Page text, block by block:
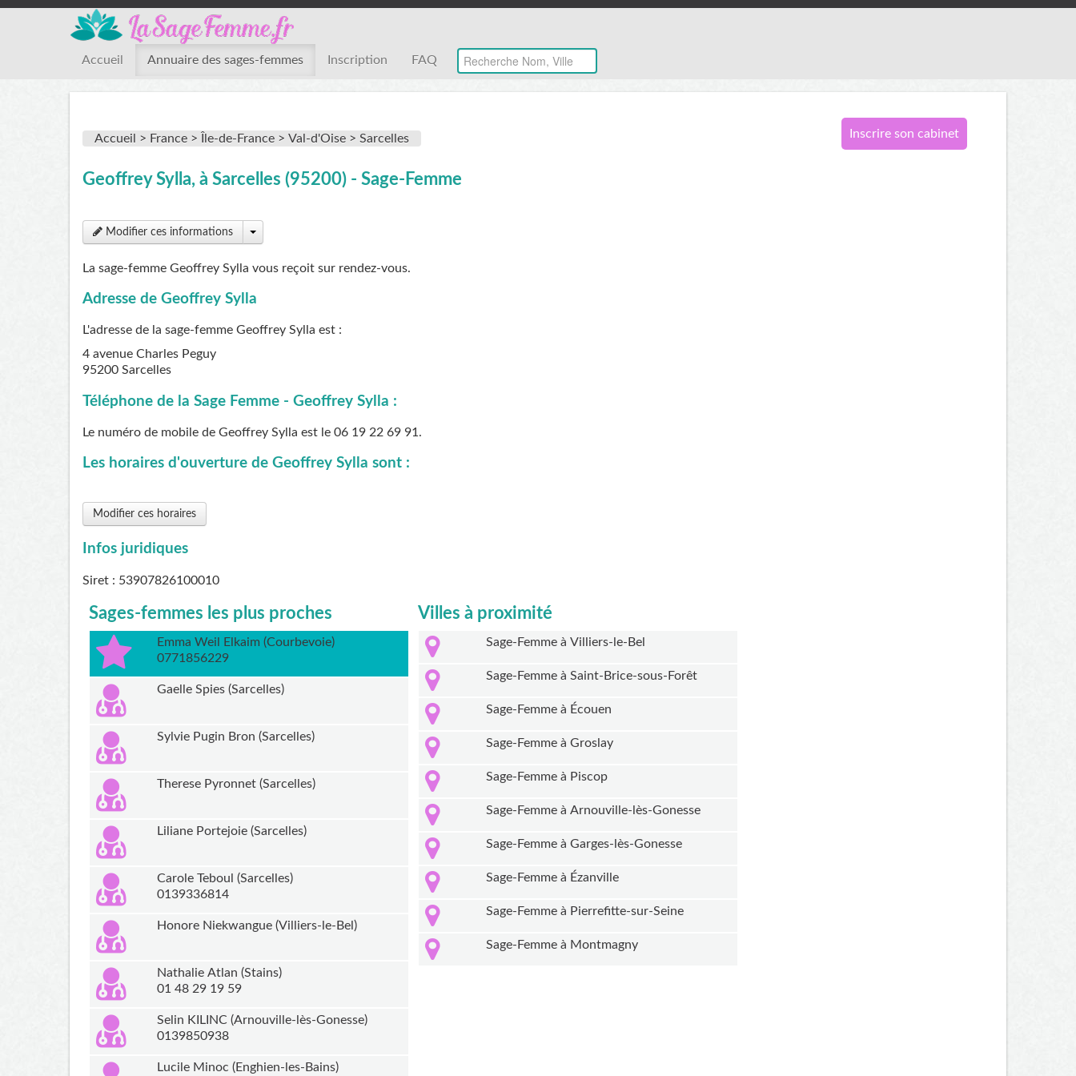
Accueil Annuaire des sages-femmes Inscription FAQ
Accueil > France > Île-de-France > Val-d'Oise > Sarcelles
Geoffrey Sylla, à Sarcelles (95200) - Sage-Femme
Modifier ces informations
La sage-femme Geoffrey Sylla vous reçoit sur rendez-vous.
Adresse de Geoffrey Sylla
L'adresse de la sage-femme Geoffrey Sylla est :
4 avenue Charles Peguy
95200 Sarcelles
Téléphone de la Sage Femme - Geoffrey Sylla :
Le numéro de mobile de Geoffrey Sylla est le 06 19 22 69 91 .
Les horaires d'ouverture de Geoffrey Sylla sont :
Modifier ces horaires
Infos juridiques
Siret : 53907826100010
Sages-femmes les plus proches
Emma Weil Elkaim (Courbevoie)
0771856229
Gaelle Spies (Sarcelles)
Sylvie Pugin Bron (Sarcelles)
Therese Pyronnet (Sarcelles)
Liliane Portejoie (Sarcelles)
Carole Teboul (Sarcelles)
0139336814
Honore Niekwangue (Villiers-le-Bel)
Nathalie Atlan (Stains)
01 48 29 19 59
Selin KILINC (Arnouville-lès-Gonesse)
0139850938
Lucile Minoc (Enghien-les-Bains)
Villes à proximité
Sage-Femme à Villiers-le-Bel
Sage-Femme à Saint-Brice-sous-Forêt
Sage-Femme à Écouen
Sage-Femme à Groslay
Sage-Femme à Piscop
Sage-Femme à Arnouville-lès-Gonesse
Sage-Femme à Garges-lès-Gonesse
Sage-Femme à Ézanville
Sage-Femme à Pierrefitte-sur-Seine
Sage-Femme à Montmagny
Inscrire son cabinet